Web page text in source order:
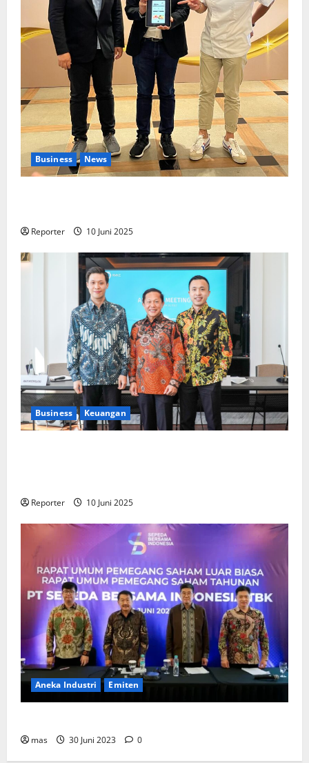
Business News
Reporter 10 Juni 2025
Business Keuangan
Reporter 10 Juni 2025
Aneka Industri Emiten
mas 30 Juni 2023 0